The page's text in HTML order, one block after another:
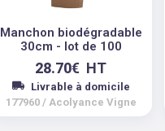
Manchon biodégradable
30cm - lot de 100
28.70€ HT
Livrable à domicile
177960 / Acolyance Vigne